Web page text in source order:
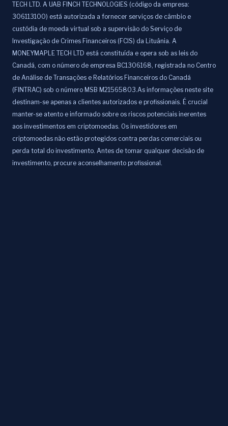
TECH LTD. A UAB FINCH TECHNOLOGIES (código da empresa:
306113100) está autorizada a fornecer serviços de câmbio e
custódia de moeda virtual sob a supervisão do Serviço de
Investigação de Crimes Financeiros (FCIS) da Lituânia. A
MONEYMAPLE TECH LTD está constituída e opera sob as leis do
Canadá, com o número de empresa BC1306168, registrada no Centro
de Análise de Transações e Relatórios Financeiros do Canadá
(FINTRAC) sob o número MSB M21565803.As informações neste site
destinam-se apenas a clientes autorizados e profissionais. É crucial
manter-se atento e informado sobre os riscos potenciais inerentes
aos investimentos em criptomoedas. Os investidores em
criptomoedas não estão protegidos contra perdas comerciais ou
perda total do investimento. Antes de tomar qualquer decisão de
investimento, procure aconselhamento profissional.